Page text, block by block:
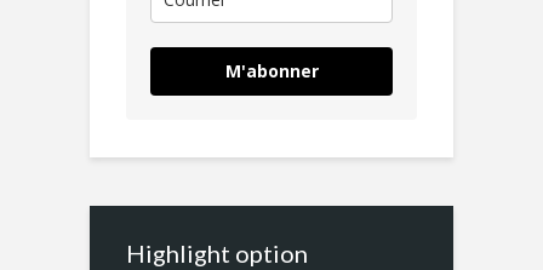
M'abonner
Highlight option